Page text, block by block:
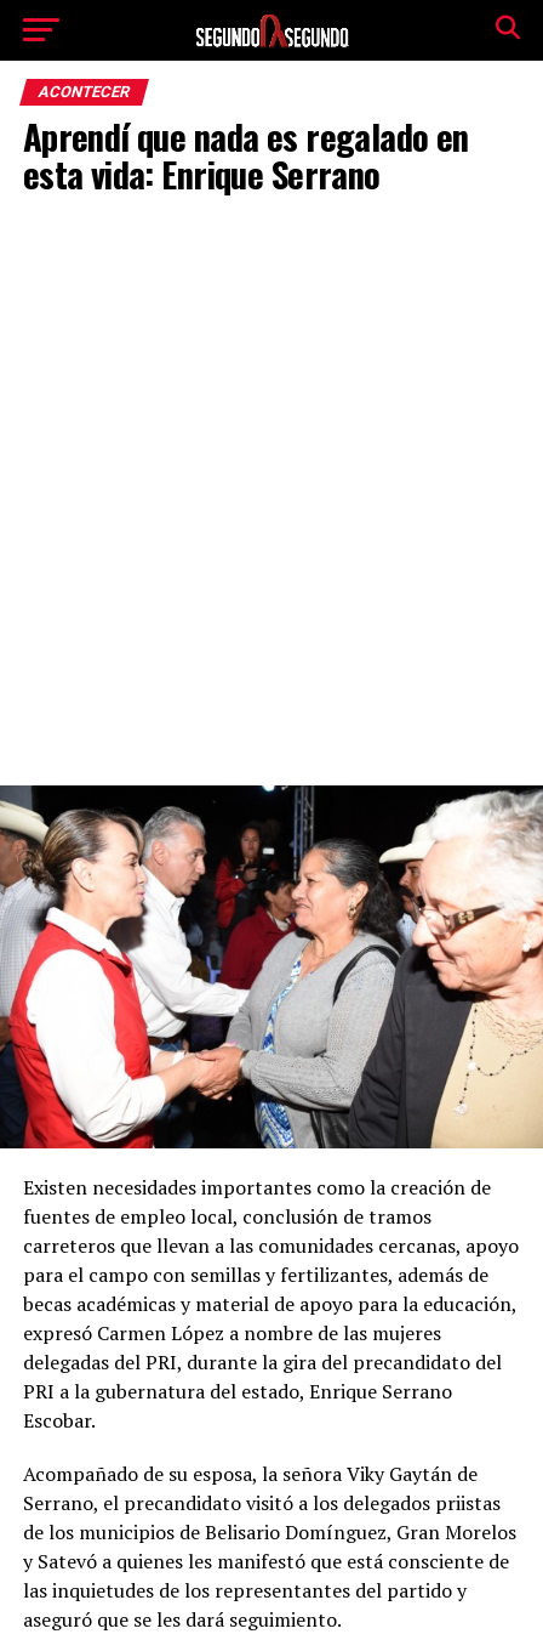
ACONTECER
Aprendí que nada es regalado en
esta vida: Enrique Serrano
Existen necesidades importantes como la creación de
fuentes de empleo local, conclusión de tramos
carreteros que llevan a las comunidades cercanas, apoyo
para el campo con semillas y fertilizantes, además de
becas académicas y material de apoyo para la educación,
expresó Carmen López a nombre de las mujeres
delegadas del PRI, durante la gira del precandidato del
PRI a la gubernatura del estado, Enrique Serrano
Escobar.
Acompañado de su esposa, la señora Viky Gaytán de
Serrano, el precandidato visitó a los delegados priistas
de los municipios de Belisario Domínguez, Gran Morelos
y Satevó a quienes les manifestó que está consciente de
las inquietudes de los representantes del partido y
aseguró que se les dará seguimiento.